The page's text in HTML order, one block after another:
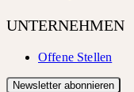
UNTERNEHMEN
Offene Stellen
Newsletter abonnieren